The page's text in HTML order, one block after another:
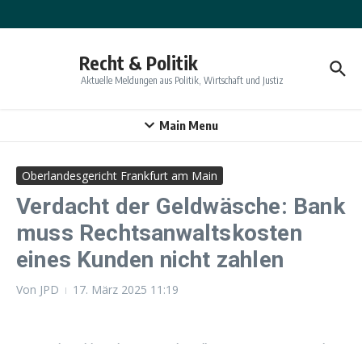
Recht & Politik
Aktuelle Meldungen aus Politik, Wirtschaft und Justiz
Main Menu
Oberlandesgericht Frankfurt am Main
Verdacht der Geldwäsche: Bank
muss Rechtsanwaltskosten
eines Kunden nicht zahlen
Von JPD 17. März 2025 11:19